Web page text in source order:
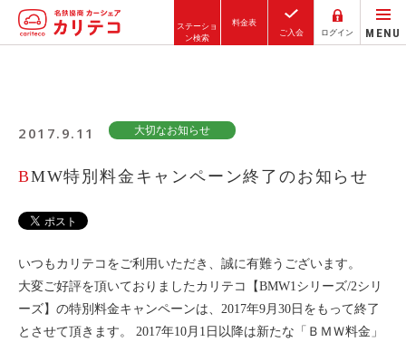
ステーショ
ン検索
料金表
ご入会
ログイン MENU
ステーション検索
金沢エリア
カーシェアリングとは
2017.9.11 大切なお知らせ
BMW特別料金キャンペーン終了のお知らせ
いつもカリテコをご利用いただき、誠に有難うございます。
大変ご好評を頂いておりましたカリテコ【BMW1シリーズ/2シリ
ーズ】の特別料金キャンペーンは、2017年9月30日をもって終了
とさせて頂きます。 2017年10月1日以降は新たな「ＢＭＷ料金」